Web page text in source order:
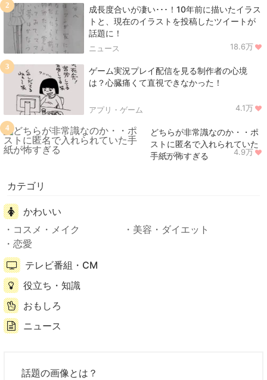
成長度合いが凄い･･･！10年前に描いたイラス
トと、現在のイラストを投稿したツイートが
話題に！
ニュース 18.6万
2
ゲーム実況プレイ配信を見る制作者の心境
は？心臓痛くて直視できなかった！
アプリ・ゲーム 4.1万
3
どちらが非常識なのか・・ポ
ストに匿名で入れられていた
手紙が怖すぎる
ニュース 4.9万
4
カテゴリ
かわいい
コスメ・メイク
美容・ダイエット
恋愛
テレビ番組・CM
役立ち・知識
おもしろ
ニュース
話題の画像とは？